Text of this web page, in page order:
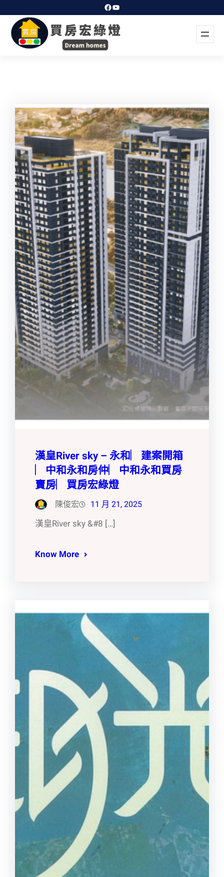
Facebook
YouTube
漢皇River sky – 永和︳建案開箱
︳中和永和房仲︳中和永和買房
賣房︳買房宏綠燈
陳俊宏 11 月 21, 2025
漢皇River sky &#8 […]
Know More